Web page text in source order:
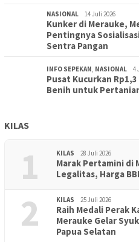
NASIONAL 14 Juli 2026
Kunker di Merauke,
Pentingnya
Sentra Pangan
INFO SEPEKAN, NASIONAL 4
Pusat Kucurkan
Benih untuk
KILAS
1 KILAS 28 Juli 2026
Marak Pertamini di
Legalitas, Harga
2 KILAS 25 Juli 2026
Raih Medali Perak
Merauke Gelar
Papua Selatan